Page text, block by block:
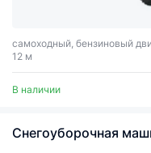
самоходный, бензиновый
12 м
В наличии
Снегоуборочная